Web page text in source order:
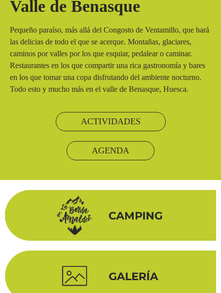
Valle de Benasque
Pequeño paraíso, más allá del Congosto de Ventamillo, que hará
las delicias de todo el que se acerque. Montañas, glaciares,
caminos por valles por los que esquiar, pedalear o caminar.
Restaurantes en los que compartir una rica gastronomía y bares
en los que tomar una copa disfrutando del ambiente nocturno.
Todo esto y mucho más en el valle de Benasque, Huesca.
ACTIVIDADES
AGENDA